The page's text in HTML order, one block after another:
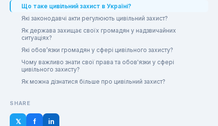
Що таке цивільний захист в Україні?
Які законодавчі акти регулюють цивільний захист?
Як держава захищає своїх громадян у надзвичайних
ситуаціях?
Які обов’язки громадян у сфері цивільного захисту?
Чому важливо знати свої права та обов'язки у сфері
цивільного захисту?
Як можна дізнатися більше про цивільний захист?
SHARE
𝕏 f in